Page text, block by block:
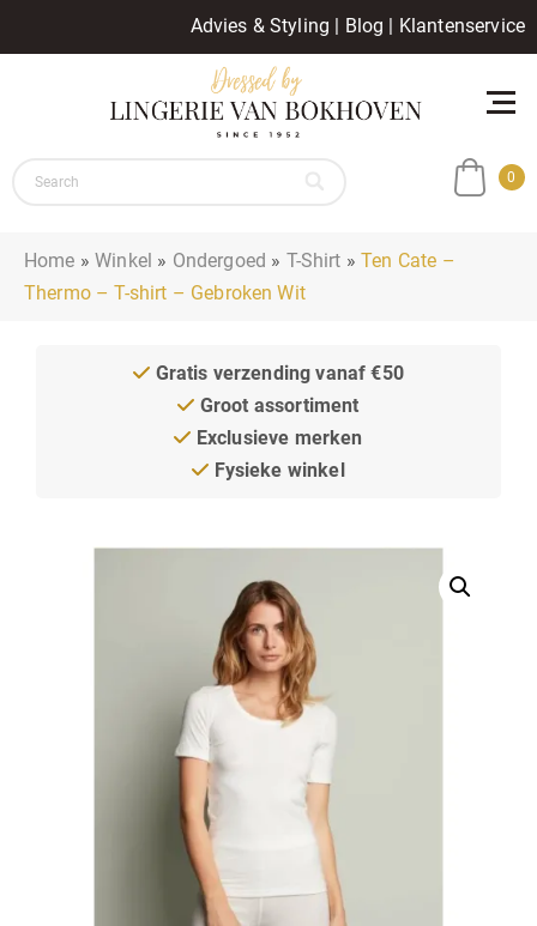
Advies & Styling | Blog | Klantenservice
0
Home »Winkel » Ondergoed » T-Shirt »Ten Cate –
Thermo – T-shirt – Gebroken Wit
Gratis verzending vanaf €50
Groot assortiment
Exclusieve merken
Fysieke winkel